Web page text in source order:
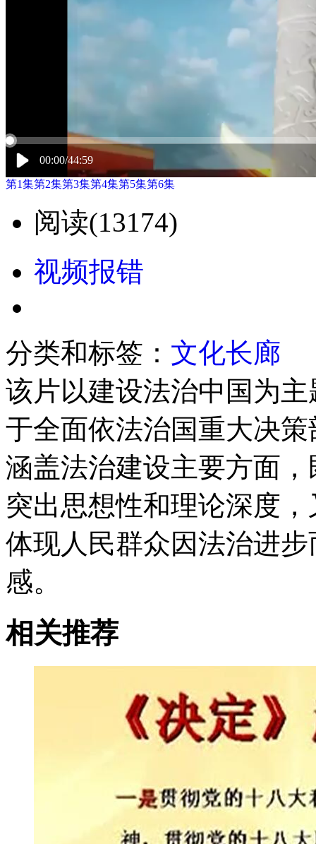
00:00/44:59
第1集第2集第3集第4集第5集第6集
阅读(13174)
视频报错
分类和标签： 文化长廊
该片以建设法治中国为
于全面依法治国重大决
涵盖法治建设主要方面
突出思想性和理论深度
体现人民群众因法治进
感。
相关推荐